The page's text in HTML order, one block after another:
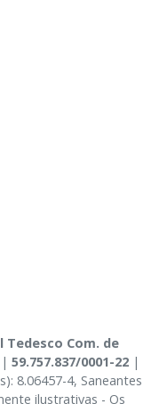
Tedesco Com. de
| 59.757.837/0001-22 |
8.06457-4, Saneantes
ilustrativas - Os